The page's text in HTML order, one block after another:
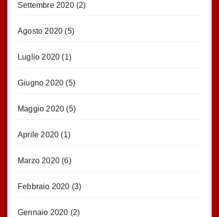
Settembre 2020(2)
Agosto 2020 (5)
Luglio 2020 (1)
Giugno 2020 (5)
Maggio 2020 (5)
Aprile 2020 (1)
Marzo 2020 (6)
Febbraio 2020 (3)
Gennaio 2020 (2)